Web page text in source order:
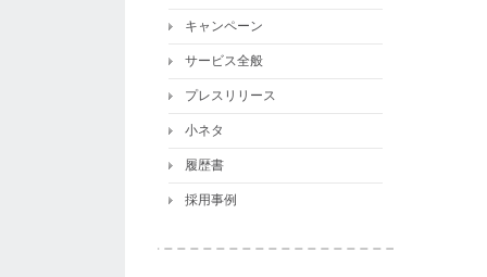
キャンペーン
サービス全般
プレスリリース
小ネタ
履歴書
採用事例